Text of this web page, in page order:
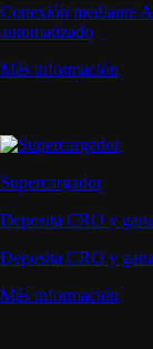
Conexión mediante
automatizado
Más información
Supercargador
Deposita CRO y
Deposita CRO y
Más información